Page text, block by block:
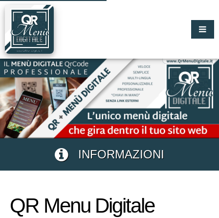
INFORMAZIONI
QR Menu Digitale